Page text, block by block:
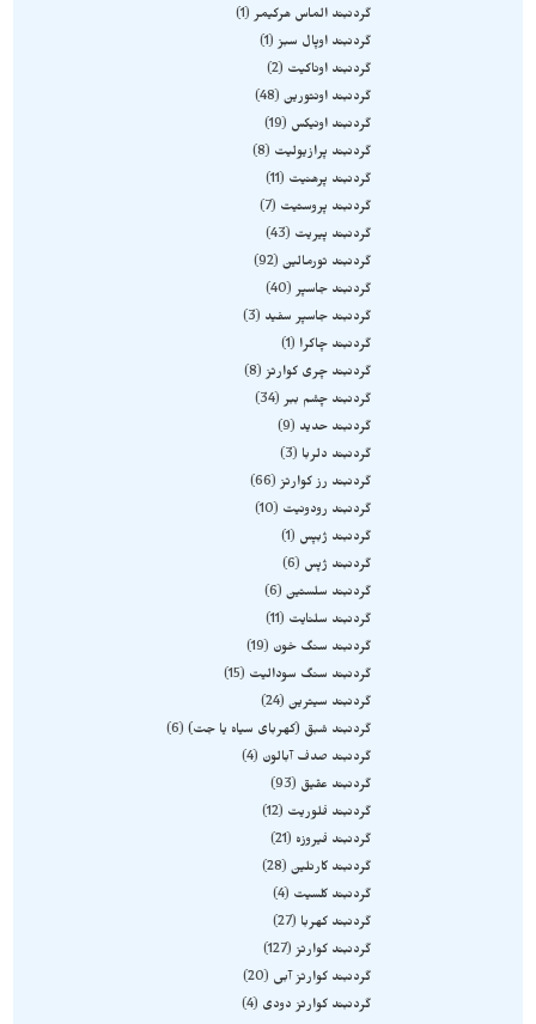
گردنبند الماس هرکیمر
1
گردنبند اوپال سبز
1
گردنبند اوناکیت
2
گردنبند اونتورین 48
گردنبند اونیکس
19
گردنبند پرازیولیت
8
گردنبند پرهنیت
11
گردنبند پروستیت
7
گردنبند پیریت
43
گردنبند تورمالین 92
گردنبند جاسپر
40
گردنبند جاسپر سفید
3
گردنبند چاکرا
1
گردنبند چری کوارتز
8
گردنبند چشم ببر
34
گردنبند حدید
9
گردنبند دلربا
3
گردنبند رز کوارتز
66
گردنبند رودونیت
10
گردنبند ژبپس
1
گردنبند ژپس
6
گردنبند سلستین 6
گردنبند سلنایت
11
گردنبند سنگ خون
19
گردنبند سنگ سودالیت
15
گردنبند سیترین 24
گردنبند شبق (کهربای سیاه یا جت) 6
گردنبند صدف آبالون
4
گردنبند عقیق
93
گردنبند فلوریت
12
گردنبند فیروزه
21
گردنبند کارنلین 28
گردنبند کلسیت
4
گردنبند کهربا
27
گردنبند کوارتز
127
گردنبند کوارتز آبی
20
گردنبند کوارتز دودی
4